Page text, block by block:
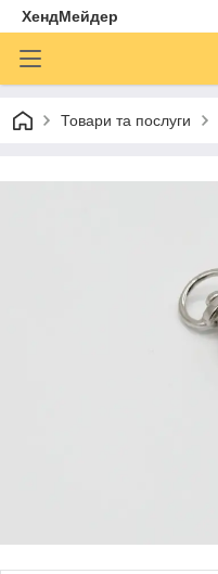
ХендМейдер
Товари та послуги